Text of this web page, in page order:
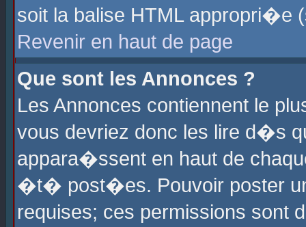
soit la balise HTML
Revenir en haut de page
Que sont les Annonces ?
Les Annonces contiennent le
vous devriez donc les lire d�s
appara�ssent en haut de
�t� post�es. Pouvoir poster
requises; ces permissions sont